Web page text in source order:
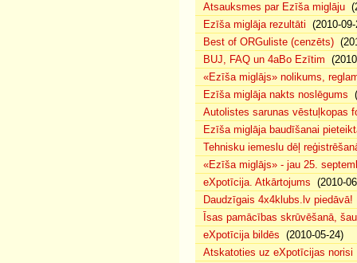
Atsauksmes par Ezīša miglāju
Ezīša miglāja rezultāti (2010-
Best of ORGuliste (cenzēts)
BUJ, FAQ un 4aBo Ezītim
«Ezīša miglājs» nolikums,
Ezīša miglāja nakts noslēgums
Autolistes sarunas vēstuļkopas
Ezīša miglāja baudīšanai
Tehnisku iemeslu dēļ
«Ezīša miglājs» - jau 25.
eXpotīcija. Atkārtojums (2010-
Daudzīgais 4x4klubs.lv piedāvā!
Īsas pamācības skrūvēšanā,
eXpotīcija bildēs (2010-05-24)
Atskatoties uz eXpotīcijas norisi